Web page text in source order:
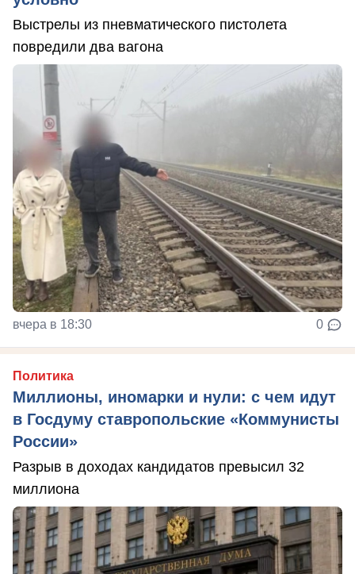
Выстрелы из пневматического пистолета
повредили два вагона
вчера в 18:30 0
Политика
Миллионы, иномарки и нули: с чем идут
в Госдуму ставропольские «Коммунисты
России»
Разрыв в доходах кандидатов превысил 32
миллиона